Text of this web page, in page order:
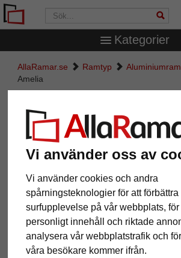
Vi använder oss av
Vi använder cookies och andra
spårningsteknologier för att förbättra
surfupplevelse på vår webbplats,
personligt innehåll och riktade
analysera vår webbplatstrafik och
våra besökare kommer ifrån.
Kategorier
AllaRamar.se Ramtyp
Amelia
Aluminiumram Amelia
Tillbaka